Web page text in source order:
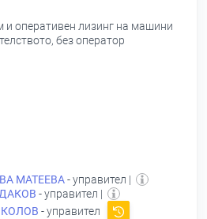
и оперативен лизинг на машини
без оператор
МАТЕЕВА- управител |
- управител |
- управител